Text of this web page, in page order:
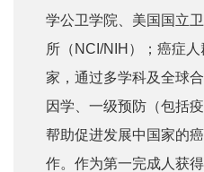
学公卫学院、美国国立
所（NCI/NIH）；癌症
家，通过多学科及全球
因学、一级预防（包括
帮助促进发展中国家的
作。作为第一完成人获